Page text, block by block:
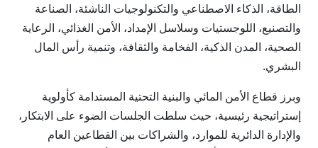
الطاقة، الذكاء الاصطناعي والتكنولوجيات الناشئة، الصناعة
والتصنيع، اللوجستيات وسلاسل الإمداد، الأمن الغذائي، الرعاية
الصحية، المدن الذكية، الفخامة والثقافة، وتنمية رأس المال
البشري.
وبرز قطاع الأمن المائي والبنية التحتية المستدامة كأولوية
إستراتيجية رئيسية، حيث سلطت الجلسات الضوء على الابتكار،
والإدارة الدائرية للموارد، والشراكات بين القطاعين العام